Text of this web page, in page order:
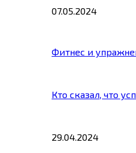
07.05.2024
Фитнес и
Кто сказал, что
29.04.2024